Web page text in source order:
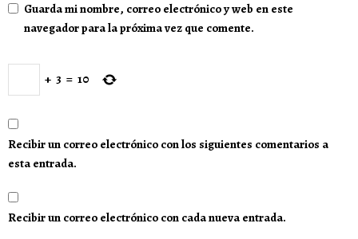
Guarda mi nombre, correo electrónico y web en este
navegador para la próxima vez que comente.
+ 3 = 10
Recibir un correo electrónico con los siguientes comentarios a
esta entrada.
Recibir un correo electrónico con cada nueva entrada.